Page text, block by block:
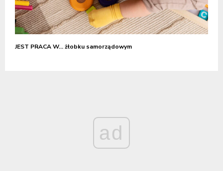
JEST PRACA W… żłobku samorządowym
ad